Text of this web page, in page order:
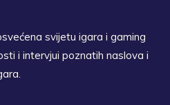
svijetu igara i gaming
i intervjui poznatih naslova i